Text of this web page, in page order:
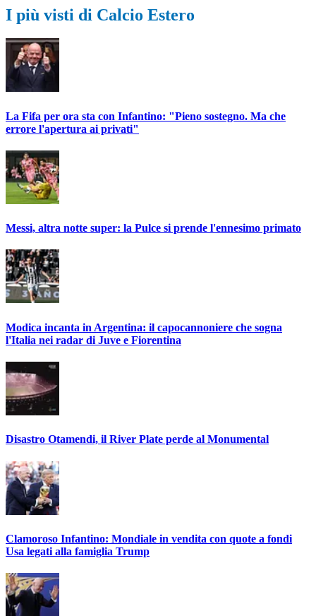
I più visti di Calcio Estero
La Fifa per ora sta con Infantino: "Pieno sostegno. Ma che
errore l'apertura ai privati"
Messi, altra notte super: la Pulce si prende l'ennesimo primato
Modica incanta in Argentina: il capocannoniere che sogna
l'Italia nei radar di Juve e Fiorentina
Disastro Otamendi, il River Plate perde al Monumental
Clamoroso Infantino: Mondiale in vendita con quote a fondi
Usa legati alla famiglia Trump